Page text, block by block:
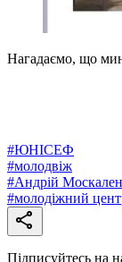
Нагадаємо, що
#ЮНІСЕФ
#молодвіж
#Андрій
#молодіжний
Підписуйтесь на